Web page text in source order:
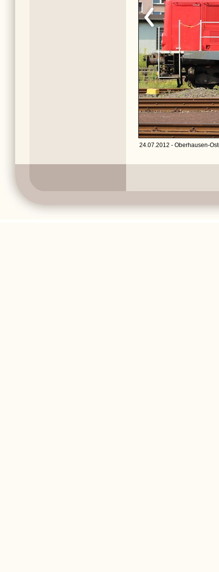
24.07.2012 - Oberhausen-